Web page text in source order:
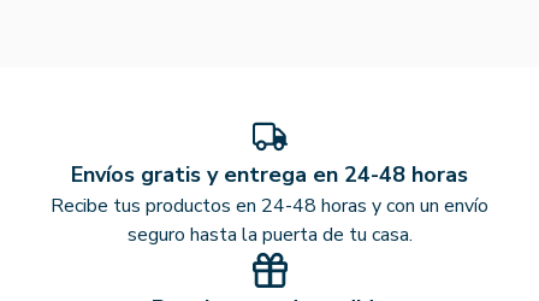
Envíos gratis y entrega en 24-48 horas
Recibe tus productos en 24-48 horas y con un envío
seguro hasta la puerta de tu casa.